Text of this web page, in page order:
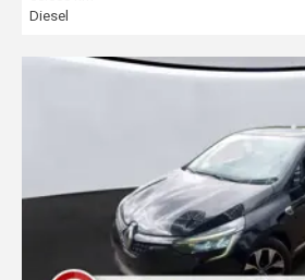
Diesel